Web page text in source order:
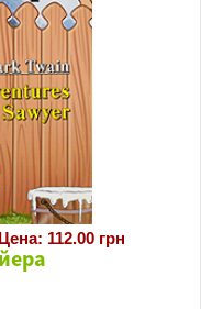
Цена: 112.00 грн